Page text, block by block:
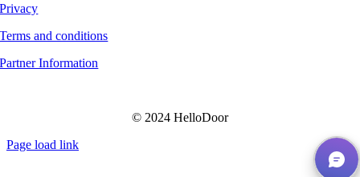
Privacy
Terms and conditions
Partner Information
© 2024 HelloDoor
Page load link